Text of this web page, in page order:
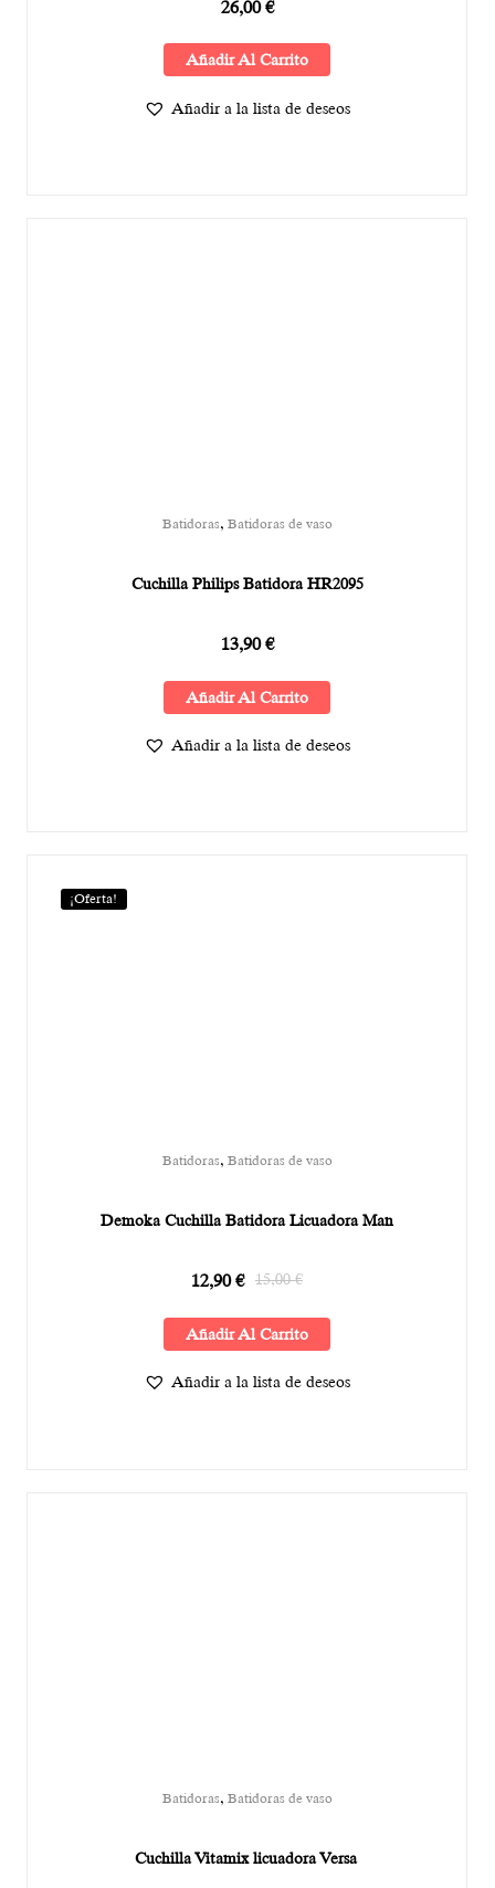
26,00€
Añadir Al Carrito
Añadir a la lista de deseos
Batidoras, Batidoras de vaso
Cuchilla Philips Batidora HR2095
13,90€
Añadir Al Carrito
Añadir a la lista de deseos
¡Oferta!
Batidoras, Batidoras de vaso
Demoka Cuchilla Batidora Licuadora Man
15,00€
12,90€
Añadir Al Carrito
Añadir a la lista de deseos
Batidoras, Batidoras de vaso
Cuchilla Vitamix licuadora Versa